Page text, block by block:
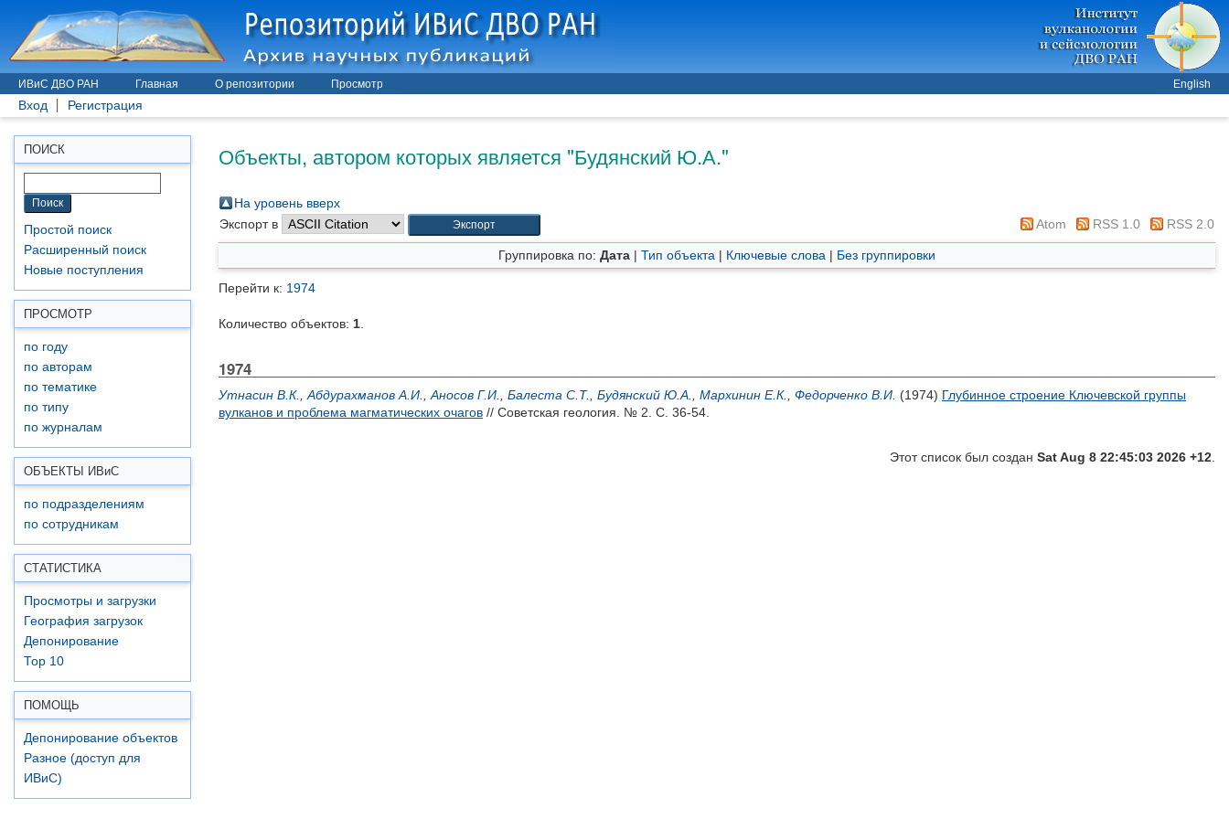
ИВиС ДВО РАН Главная О репозитории Просмотр English
Вход Регистрация
ПОИСК
Простой поиск
Расширенный поиск
Новые поступления
ПРОСМОТР
по году
по авторам
по тематике
по типу
по журналам
ОБЪЕКТЫ ИВиС
по подразделениям
по сотрудникам
СТАТИСТИКА
Просмотры и загрузки
География загрузок
Депонирование
Top 10
ПОМОЩЬ
Депонирование объектов
Разное (доступ для
ИВиС)
Объекты, автором которых является "Будянский Ю.А."
На уровень вверх
Экспорт в
Atom RSS 1.0 RSS 2.0
Группировка по: Дата | Тип объекта | Ключевые слова | Без группировки
Перейти к: 1974
Количество объектов: 1
1974
Утнасин В.К. Абдурахманов А.И. Аносов Г.И. Балеста С.Т. Будянский Ю.А. Мархинин Е.К. Федорченко В.И. (1974) Глубинное строение Ключевской группы
вулканов и проблема магматических очагов // Советская геология. № 2. С. 36-54.
Этот список был создан Sat Aug 8 22:45:03 2026 +12